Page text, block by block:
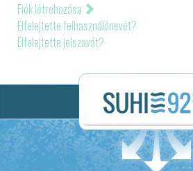
Fiók létrehozása
Elfelejtette felhasználónevét?
Elfelejtette jelszavát?